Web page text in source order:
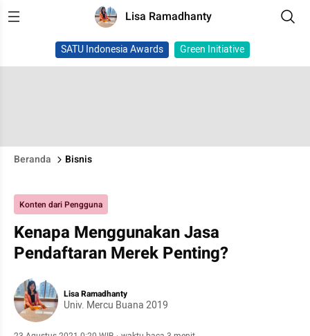
Lisa Ramadhanty
SATU Indonesia Awards Green Initiative
Beranda Bisnis
Konten dari Pengguna
Kenapa Menggunakan Jasa
Pendaftaran Merek Penting?
Lisa Ramadhanty
Univ. Mercu Buana 2019